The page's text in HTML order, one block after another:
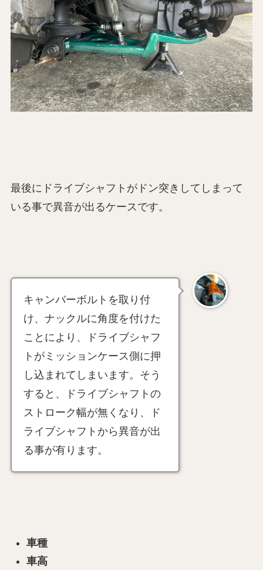
最後にドライブシャフトがドン突きしてしまって
いる事で異音が出るケースです。
キャンバーボルトを取り付
け、ナックルに角度を付けた
ことにより、ドライブシャフ
トがミッションケース側に押
し込まれてしまいます。そう
すると、ドライブシャフトの
ストローク幅が無くなり、ド
ライブシャフトから異音が出
る事が有ります。
車種
車高